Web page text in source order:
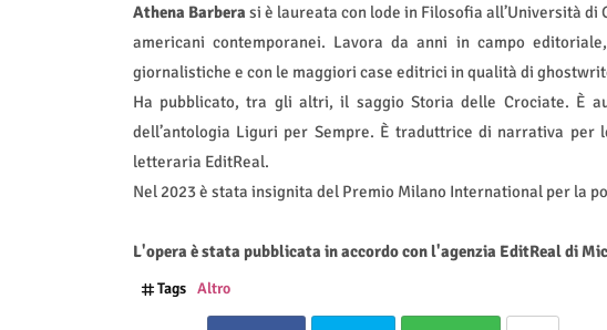
Athena Barbera si è laureata con lode in Filosofia all’Università di
americani contemporanei. Lavora da anni in campo
giornalistiche e con le maggiori case editrici in qualità di
Ha pubblicato, tra gli altri, il saggio Storia delle Crociate. È
dell’antologia Liguri per Sempre. È traduttrice di narrativa
letteraria EditReal.
Nel 2023 è stata insignita del Premio Milano International per la
L'opera è stata pubblicata in accordo con l'agenzia EditReal di
Tags Altro